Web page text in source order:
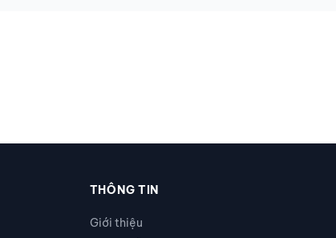
THÔNG TIN
Giới thiệu